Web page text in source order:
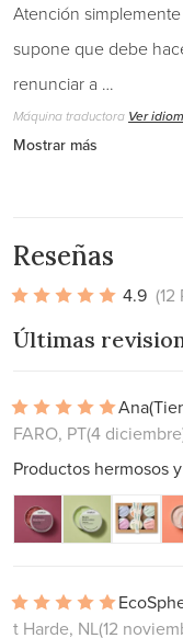
Atención
supone que debe
renunciar a …
Máquina traductora Ver
Mostrar más
Reseñas
4.9 (12
Últimas
Ana
FARO, PT(4
Productos hermosos
t Harde, NL(12